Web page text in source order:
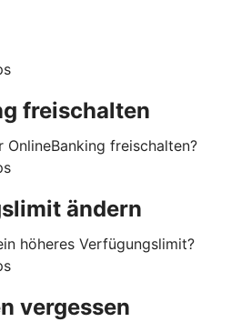
freischalten
OnlineBanking freischalten?
ändern
höheres Verfügungslimit?
vergessen